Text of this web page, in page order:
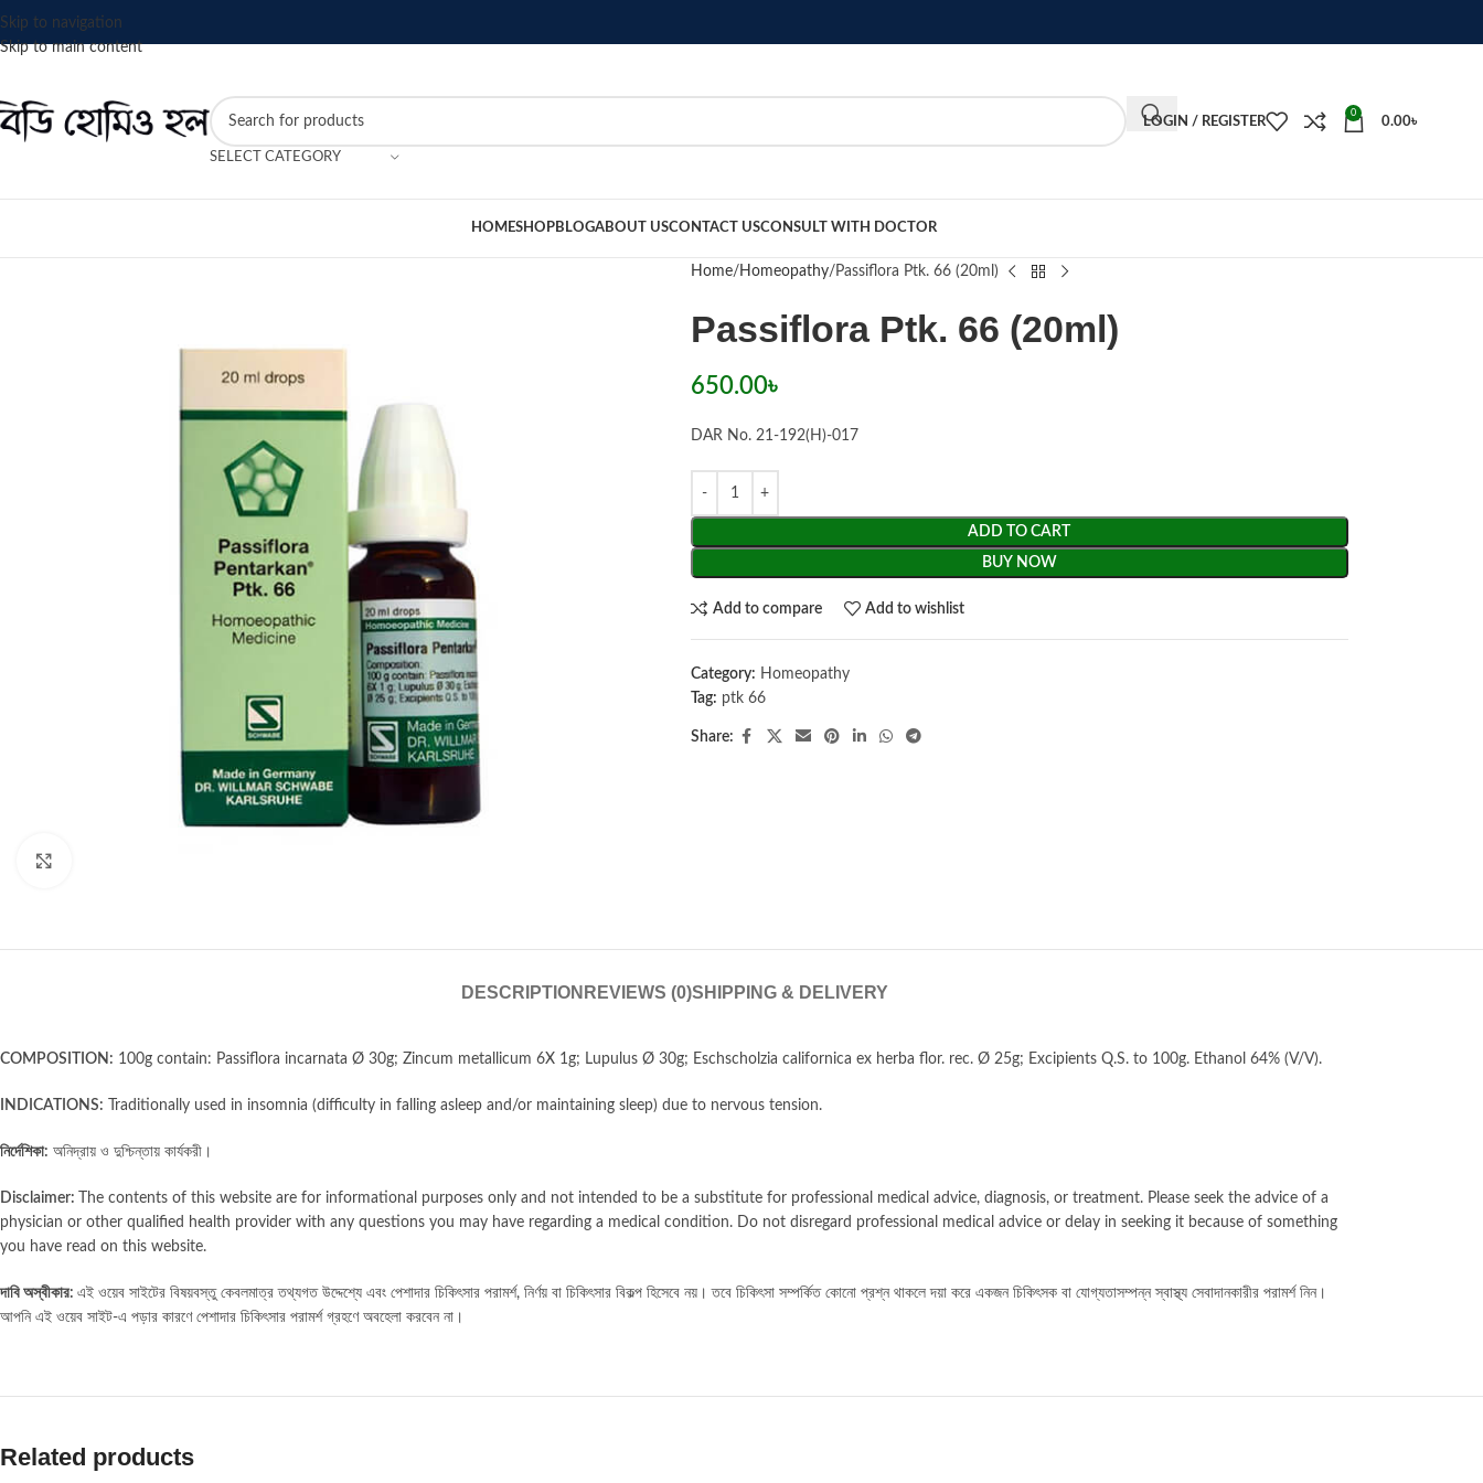
Skip to navigation
Skip to main content
SELECT CATEGORY
LOGIN / REGISTER
0
0.00৳
HOMESHOPBLOGABOUT USCONTACT USCONSULT WITH DOCTOR
Home Homeopathy Passiflora Ptk. 66 (20ml)
Passiflora Ptk. 66 (20ml)
650.00৳
DAR No. 21-192(H)-017
ADD TO CART
BUY NOW
Add to compare Add to wishlist
Category: Homeopathy
Tag: ptk 66
Share:
DESCRIPTION REVIEWS (0)SHIPPING & DELIVERY
COMPOSITION: 100g contain: Passiflora incarnata Ø 30g; Zincum metallicum 6X 1g; Lupulus Ø 30g; Eschscholzia californica ex herba flor. rec. Ø 25g; Excipients Q.S. to 100g. Ethanol 64% (V/V).
INDICATIONS: Traditionally used in insomnia (difficulty in falling asleep and/or maintaining sleep) due to nervous tension.
নির্দেশিকা: অনিদ্রায় ও দুশ্চিন্তায় কার্যকরী।
Disclaimer:
The contents of this website are for informational purposes only and not intended to be a substitute for professional medical advice, diagnosis, or treatment. Please seek the advice of a
physician or other qualified health provider with any questions you may have regarding a medical condition. Do not disregard professional medical advice or delay in seeking it because of something
you have read on this website.
দাবি অস্বীকার: এই ওয়েব সাইটের বিষয়বস্তু কেবলমাত্র তথ্যগত উদ্দেশ্যে এবং পেশাদার চিকিৎসার পরামর্শ, নির্ণয় বা চিকিৎসার বিকল্প হিসেবে নয়। তবে চিকিৎসা সম্পর্কিত কোনো প্রশ্ন থাকলে দয়া করে একজন চিকিৎসক বা যোগ্যতাসম্পন্ন স্বাস্থ্য সেবাদানকারীর পরামর্শ নিন।
আপনি এই ওয়েব সাইট-এ পড়ার কারণে পেশাদার চিকিৎসার পরামর্শ গ্রহণে অবহেলা করবেন না।
Related products